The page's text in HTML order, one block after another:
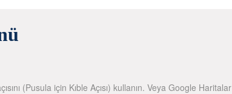
(Pusula için Kıble Açısı) kullanın. Veya Google Haritalar